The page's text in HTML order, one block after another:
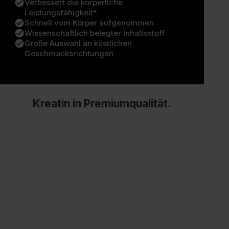
check_circleVerbessert die körperliche
Leistungsfähigkeit*
check_circleSchnell vom Körper aufgenommen
check_circleWissenschaftlich belegter Inhaltsstoff
check_circleGroße Auswahl an köstlichen
Geschmacksrichtungen
Kreatin in Premiumqualität.